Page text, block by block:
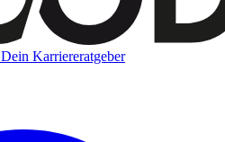
Dein Karriereratgeber